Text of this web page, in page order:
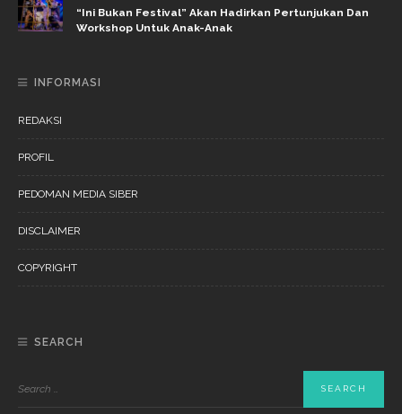
“Ini Bukan Festival” Akan Hadirkan Pertunjukan Dan
Workshop Untuk Anak-Anak
INFORMASI
REDAKSI
PROFIL
PEDOMAN MEDIA SIBER
DISCLAIMER
COPYRIGHT
SEARCH